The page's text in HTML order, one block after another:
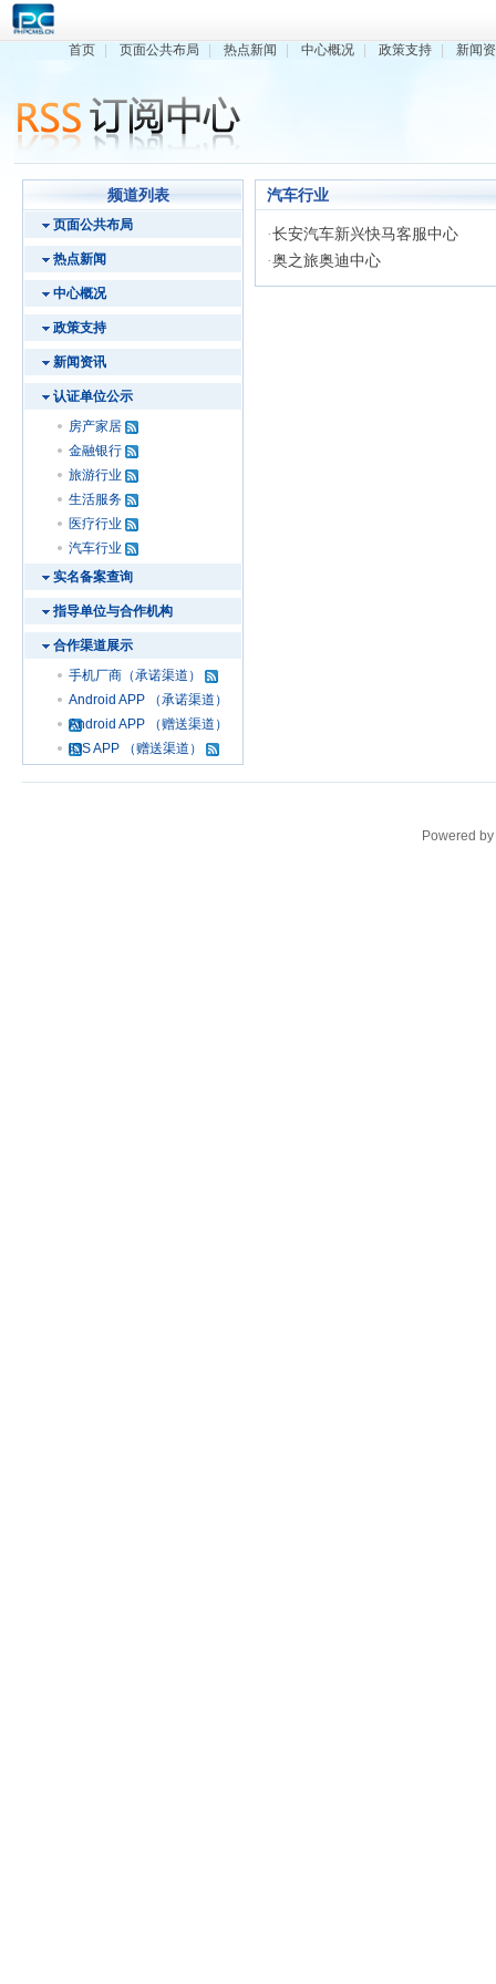
首页 页面公共布局 热点新闻 中心概况 政策支持 新闻
频道列表
页面公共布局
热点新闻
中心概况
政策支持
新闻资讯
认证单位公示
房产家居
金融银行
旅游行业
生活服务
医疗行业
汽车行业
实名备案查询
指导单位与合作机构
合作渠道展示
手机厂商（承诺渠道）
Android APP （承诺渠道）
Android APP （赠送渠道）
iOS APP （赠送渠道）
汽车行业
·长安汽车新兴快马客服中心
·奥之旅奥迪中心
Powered by